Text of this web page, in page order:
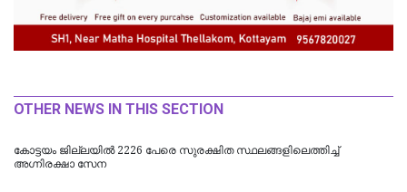
OTHER NEWS IN THIS SECTION
​കോട്ടയം ജില്ലയില്‍ 2226 പേരെ സുരക്ഷിത സ്ഥലങ്ങളിലെത്തിച്ച്
അഗ്നിരക്ഷാ സേന